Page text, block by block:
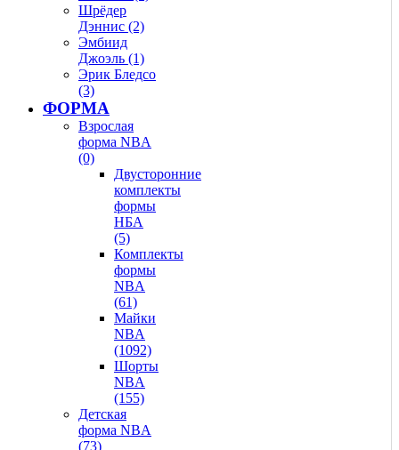
Шрёдер
Дэннис (2)
Эмбиид
Джоэль (1)
Эрик Бледсо
(3)
ФОРМА
Взрослая
форма NBA
(0)
Двусторонние
комплекты
формы
НБА
(5)
Комплекты
формы
NBA
(61)
Майки
NBA
(1092)
Шорты
NBA
(155)
Детская
форма NBA
(73)